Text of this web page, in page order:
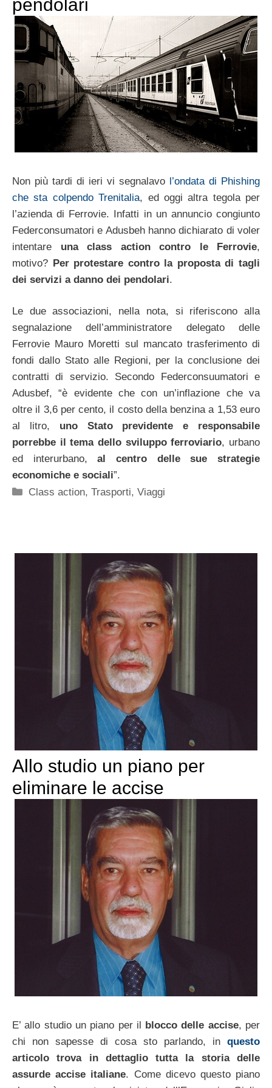
pendolari
Non più tardi di ieri vi segnalavo l’ondata di Phishing
che sta colpendo Trenitalia, ed oggi altra tegola per
l’azienda di Ferrovie. Infatti in un annuncio congiunto
Federconsumatori e Adusbeh hanno dichiarato di voler
intentare una class action contro le Ferrovie,
motivo? Per protestare contro la proposta di tagli
dei servizi a danno dei pendolari.
Le due associazioni, nella nota, si riferiscono alla
segnalazione dell’amministratore delegato delle
Ferrovie Mauro Moretti sul mancato trasferimento di
fondi dallo Stato alle Regioni, per la conclusione dei
contratti di servizio. Secondo Federconsuumatori e
Adusbef, “è evidente che con un’inflazione che va
oltre il 3,6 per cento, il costo della benzina a 1,53 euro
al litro, uno Stato previdente e responsabile
porrebbe il tema dello sviluppo ferroviario, urbano
ed interurbano,al centro delle sue strategie
economiche e sociali”.
Categorie
Class action,Trasporti,Viaggi
Allo studio un piano per
eliminare le accise
E’ allo studio un piano per il blocco delle accise, per
chi non sapesse di cosa sto parlando, in questo
articolo trova in dettaglio tutta la storia delle
assurde accise italiane. Come dicevo questo piano